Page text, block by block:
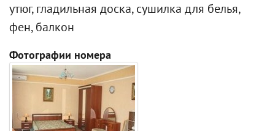
утюг, гладильная доска, сушилка для белья,
фен, балкон
Фотографии номера